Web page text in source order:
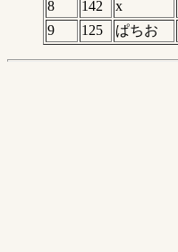
8 142 x
9
125 ぱちお